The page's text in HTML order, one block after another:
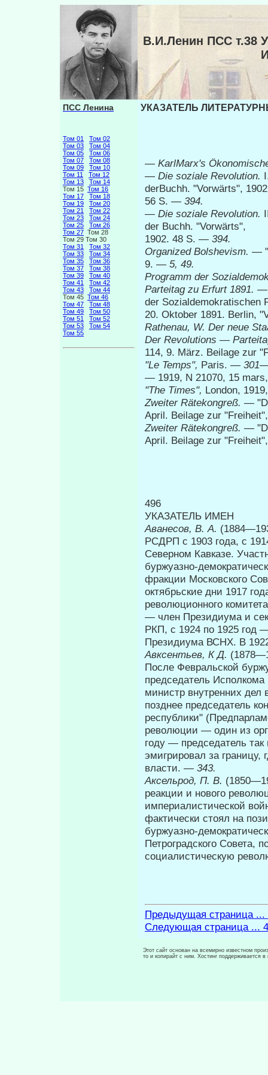
В.И.Ленин ПСС т.38
ПСС Ленина
Том 01
Том 02
Том 03
Том 04
Том 05
Том 06
Том 07
Том 08
Том 09
Том 10
Том 11
Том 12
Том 13
Том 14
Том 15 Том 16
Том 17
Том 18
Том 19
Том 20
Том 21
Том 22
Том 23
Том 24
Том 25
Том 26
Том 27 Том 28
Том 29 Том 30
Том 31
Том 32
Том 33
Том 34
Том 35
Том 36
Том 37
Том 38
Том 39
Том 40
Том 41
Том 42
Том 43
Том 44
Том 45 Том 46
Том 47
Том 48
Том 49
Том 50
Том 51
Том 52
Том 53
Том 54
Том 55
УКАЗАТЕЛЬ
— KarlMarx's
— Die soziale Revolution.
derBuchh. "Vorwärts",
56 S. — 394.
— Die soziale Revolution.
der Buchh. "Vorwärts",
1902. 48 S. — 394.
Organized Bolshevism. —
9. — 5, 49.
Programm der
Parteitag zu Erfurt 1891. —
der Sozialdemokratischen
20. Oktober 1891. Berlin,
Rathenau, W. Der neue
Der Revolutions —
114, 9. März. Beilage
"Le Temps", Paris. —
— 1919, N 21070, 15
"The Times", London,
Zweiter Rätekongreß. —
April. Beilage zur
Zweiter Rätekongreß. —
April. Beilage zur
496
УКАЗАТЕЛЬ ИМЕН
Аванесов, В. А.
РСДРП с 1903 года, с
Северном Кавказе.
буржуазно-
фракции Московского
октябрьские дни 1917
революционного
— член Президиума и
РКП, с 1924 по 1925 год
Президиума ВСНХ. В
Авксентьев, К Д.
После Февральской
председатель Исполкома
министр внутренних дел
позднее председатель
республики"
революции — один из
году — председатель
эмигрировал за границу,
власти. — 343.
Аксельрод, П. В.
реакции и нового
империалистической
фактически стоял на
буржуазно-
Петроградского Совета,
социалистическую
Предыдущая страница ...
Следующая страница ...
Этот сайт основан на всемирно известном
то и копирайт с ним. Хостинг поддерживается